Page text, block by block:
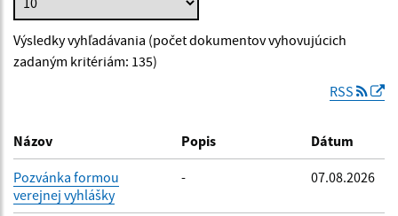
Dátum zverejnenia od:
Filtrovať
Výsledky vyhľadávania (počet dokumentov vyhovujúcich
zadaným kritériám: 135)
RSS
Názov Popis Dátum
Pozvánka formou
verejnej vyhlášky
- 07.08.2026